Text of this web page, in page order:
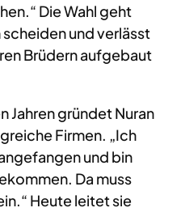
Die Wahl geht
und verlässt
Brüdern aufgebaut
Jahren gründet Nuran
Firmen. „Ich
und bin
Da muss
Heute leitet sie